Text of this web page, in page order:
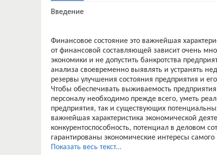
Введение
Финансовое состояние это важнейшая
от финансовой составляющей зависит очень
экономики и не допустить банкротства
анализа своевременно выявлять и устранять
резервы улучшения состояния предприятия и
Чтобы обеспечивать выживаемость
персоналу необходимо прежде всего, уметь
предприятия, так и существующих
важнейшая характеристика экономической
конкурентоспособность, потенциал в деловом
гарантированы экономические интересы
производственном отношении. Однако одного
Показать весь текст...